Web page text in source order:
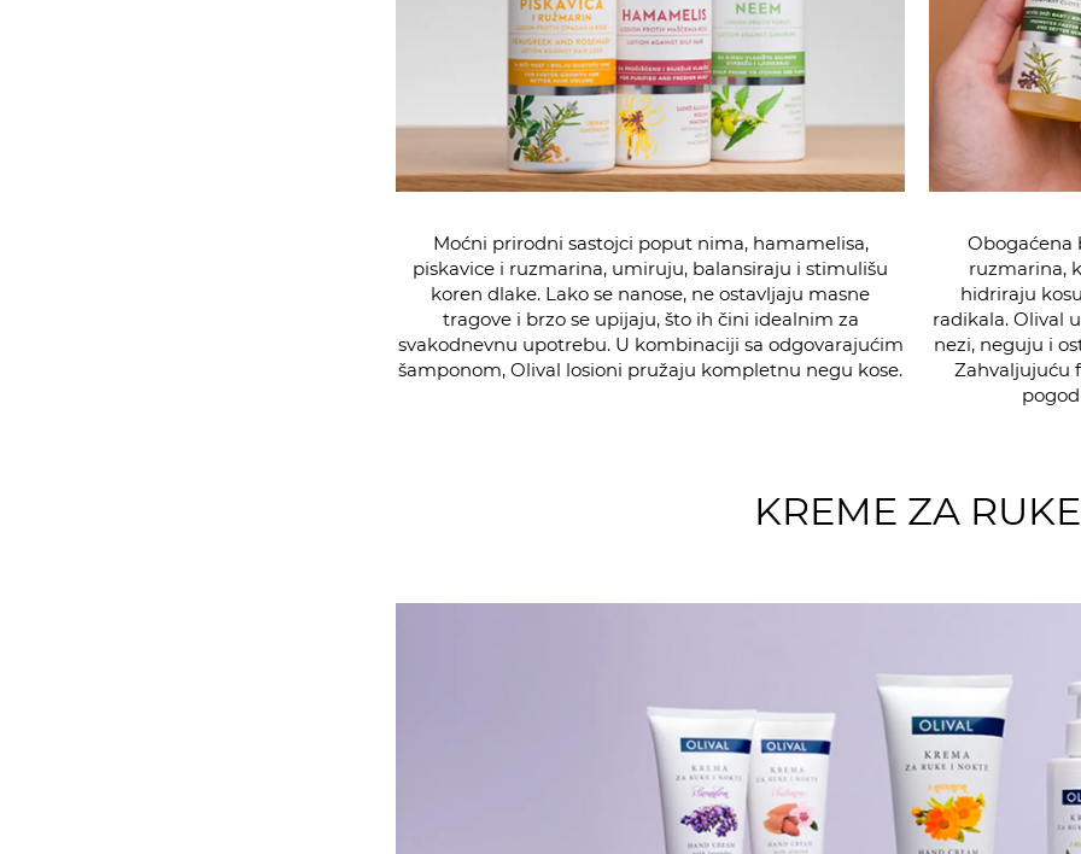
Moćni prirodni sastojci poput nima, hamamelisa,
piskavice i ruzmarina, umiruju, balansiraju i stimulišu
koren dlake. Lako se nanose, ne ostavljaju masne
tragove i brzo se upijaju, što ih čini idealnim za
svakodnevnu upotrebu. U kombinaciji sa odgovarajućim
šamponom, Olival losioni pružaju kompletnu negu kose.
ruzmarina,
hidriraju
radikala. Olival
nezi, neguju i
Zahvaljujuću
KREME ZA RUKE